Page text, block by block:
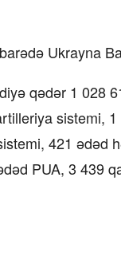
Ukrayna
qədər 1 028
sistemi,
421 ədəd
PUA, 3 439